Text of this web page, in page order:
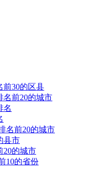
前30的区县
名前20的城市
名
名前20的城市
县市
20的城市
10的省份